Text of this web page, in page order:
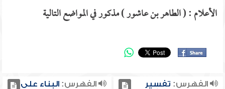
الأعلام : ( الطاهر بن عاشور ) مذكور في المواضع التالية
الفهرس: تفسير
الفهرس:البناء على